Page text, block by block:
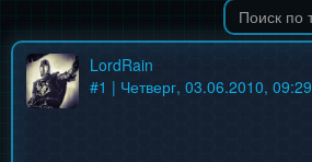
LordRain
#1 | Четверг, 03.06.2010, 09:29